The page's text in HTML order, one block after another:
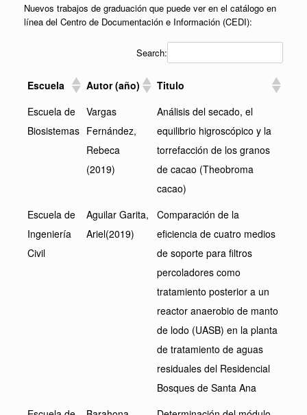
Nuevos trabajos de graduación que puede ver en el catálogo en
línea del Centro de Documentación e Información (CEDI):
Search:
Escuela Autor (año)
Titulo
Escuela de
Biosistemas
Vargas
Fernández,
Rebeca
(2019)
Análisis del secado, el
equilibrio higroscópico y la
torrefacción de los granos
de cacao (Theobroma
cacao)
Escuela de
Ingeniería
Civil
Aguilar Garita,
Ariel(2019)
Comparación de la
eficiencia de cuatro medios
de soporte para filtros
percoladores como
tratamiento posterior a un
reactor anaerobio de manto
de lodo (UASB) en la planta
de tratamiento de aguas
residuales del Residencial
Bosques de Santa Ana